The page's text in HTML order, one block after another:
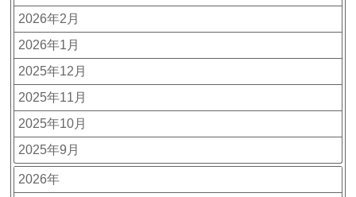
2026年2月
2026年1月
2025年12月
2025年11月
2025年10月
2025年9月
2026年